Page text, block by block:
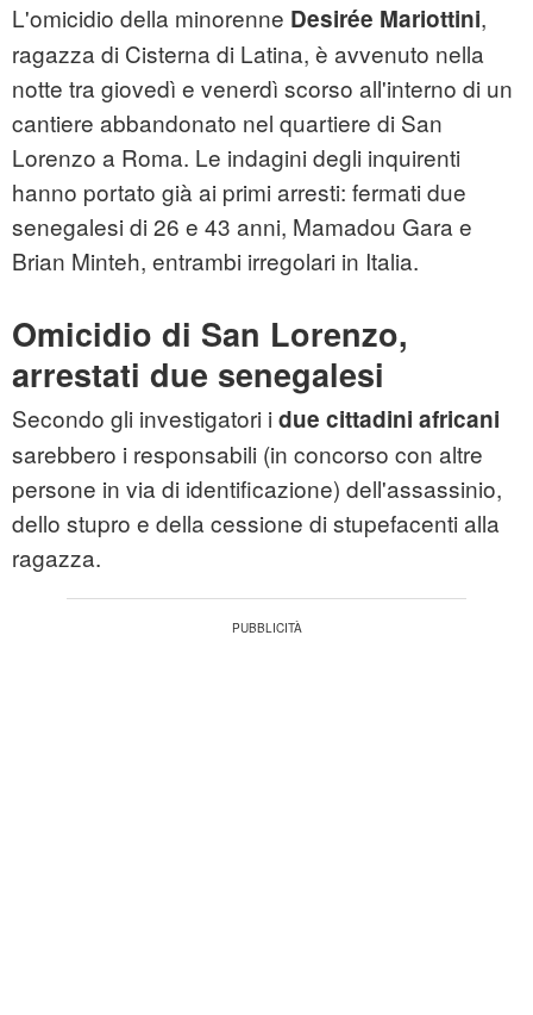
L'omicidio della minorenne Desirée Mariottini,
ragazza di Cisterna di Latina, è avvenuto nella
notte tra giovedì e venerdì scorso all'interno di un
cantiere abbandonato nel quartiere di San
Lorenzo a Roma. Le indagini degli inquirenti
hanno portato già ai primi arresti: fermati due
senegalesi di 26 e 43 anni, Mamadou Gara e
Brian Minteh, entrambi irregolari in Italia.
Omicidio di San Lorenzo,
arrestati due senegalesi
Secondo gli investigatori i due cittadini africani
sarebbero i responsabili (in concorso con altre
persone in via di identificazione) dell'assassinio,
dello stupro e della cessione di stupefacenti alla
ragazza.